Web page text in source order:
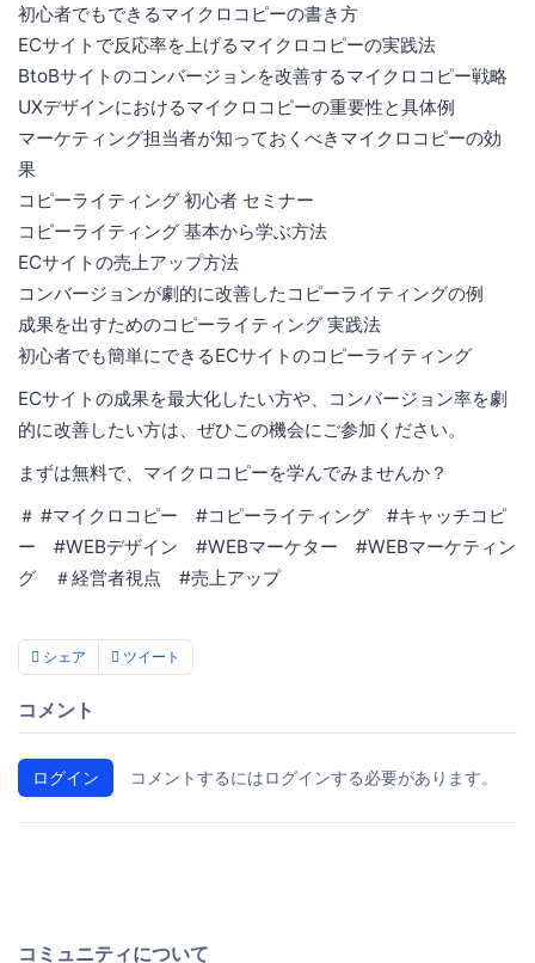
初心者でもできるマイクロコピーの書き方
ECサイトで反応率を上げるマイクロコピーの実践法
BtoBサイトのコンバージョンを改善するマイクロコピー戦略
UXデザインにおけるマイクロコピーの重要性と具体例
マーケティング担当者が知っておくべきマイクロコピーの効
果
コピーライティング 初心者 セミナー
コピーライティング 基本から学ぶ方法
ECサイトの売上アップ方法
コンバージョンが劇的に改善したコピーライティングの例
成果を出すためのコピーライティング 実践法
初心者でも簡単にできるECサイトのコピーライティング
ECサイトの成果を最大化したい方や、コンバージョン率を劇
的に改善したい方は、ぜひこの機会にご参加ください。
まずは無料で、マイクロコピーを学んでみませんか？
＃ #マイクロコピー #コピーライティング #キャッチコピ
ー #WEBデザイン #WEBマーケター #WEBマーケティン
グ ＃経営者視点 #売上アップ
シェア ツイート
コメント
ログイン コメントするにはログインする必要があります。
コミュニティについて